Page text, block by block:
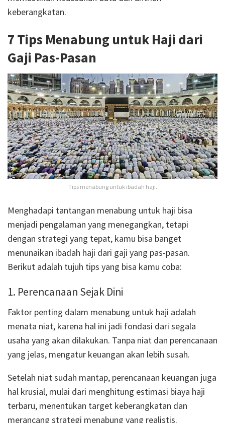
keberangkatan.
7 Tips Menabung untuk Haji dari
Gaji Pas-Pasan
Tips menabung untuk ibadah haji.
Menghadapi tantangan menabung untuk haji bisa
menjadi pengalaman yang menegangkan, tetapi
dengan strategi yang tepat, kamu bisa banget
menunaikan ibadah haji dari gaji yang pas-pasan.
Berikut adalah tujuh tips yang bisa kamu coba:
1. Perencanaan Sejak Dini
Faktor penting dalam menabung untuk haji adalah
menata niat, karena hal ini jadi fondasi dari segala
usaha yang akan dilakukan. Tanpa niat dan perencanaan
yang jelas, mengatur keuangan akan lebih susah.
Setelah niat sudah mantap, perencanaan keuangan juga
hal krusial, mulai dari menghitung estimasi biaya haji
terbaru, menentukan target keberangkatan dan
merancang strategi menabung yang realistis.